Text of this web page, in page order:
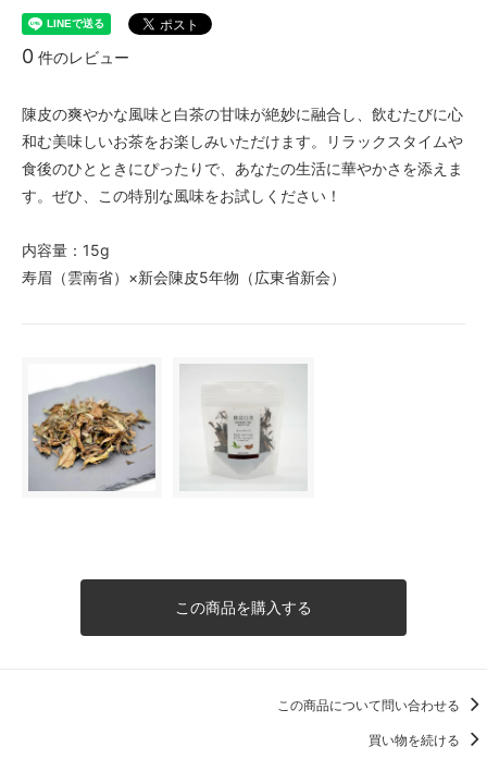
0 件のレビュー
陳皮の爽やかな風味と白茶の甘味が絶妙に融合し、飲むたびに心
和む美味しいお茶をお楽しみいただけます。リラックスタイムや
食後のひとときにぴったりで、あなたの生活に華やかさを添えま
す。ぜひ、この特別な風味をお試しください！
内容量：15g
寿眉（雲南省）×新会陳皮5年物（広東省新会）
この商品を購入する
この商品について問い合わせる
買い物を続ける